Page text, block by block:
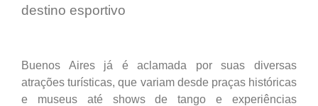
destino esportivo
Buenos Aires já é aclamada por suas diversas
atrações turísticas, que variam desde praças históricas
e museus até shows de tango e experiências